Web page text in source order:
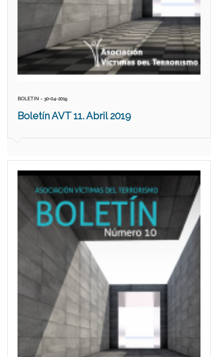
BOLETIN - 30-04-2019
Boletín AVT 11. Abril 2019